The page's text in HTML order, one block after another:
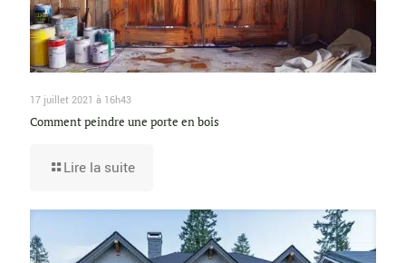
17 juillet 2021 à 16h43
Comment peindre une porte en bois
Lire la suite